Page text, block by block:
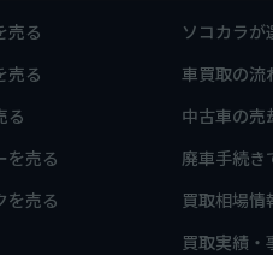
売る
売る
る
を売る
を売る
ソコカラが
車買取の流
中古車の売
廃車手続き
買取相場情
買取実績・